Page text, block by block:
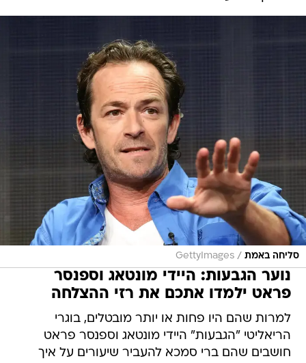
סליחה באמת /
GettyImages
נוער הגבעות: היידי מונטאג וספנסר
פראט ילמדו אתכם את רזי ההצלחה
למרות שהם היו פחות או יותר מובטלים, בוגרי
הריאליטי "הגבעות" היידי מונטאג וספנסר פראט
חושבים שהם ברי סמכא להעביר שיעורים על איך